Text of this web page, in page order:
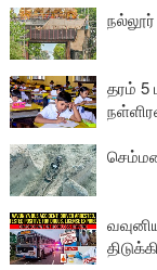
நல்லூர்
தரம் 5